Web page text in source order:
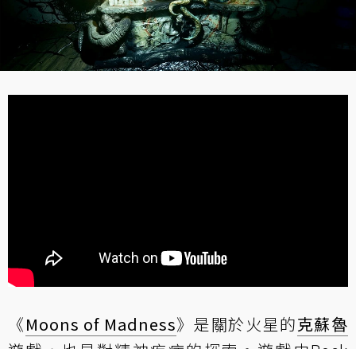
《Moons of Madness》是關於火星的克蘇魯